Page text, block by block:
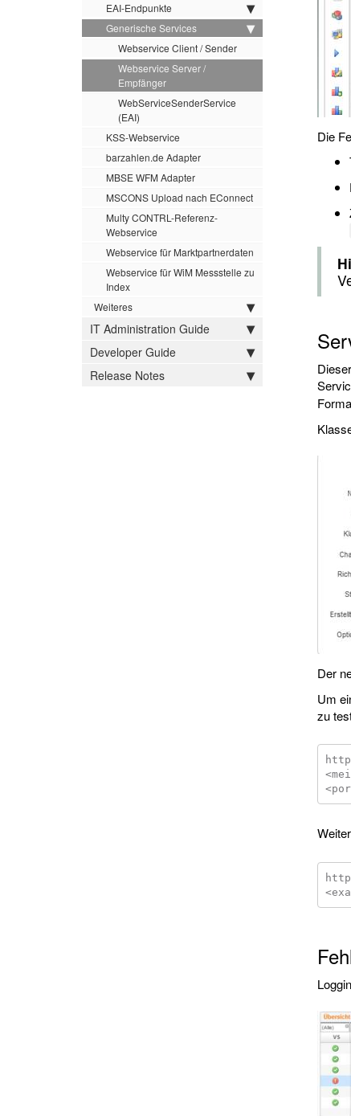
EAI-Endpunkte
Generische Services
Webservice Client / Sender
Webservice Server /
Empfänger
WebServiceSenderService
(EAI)
KSS-Webservice
barzahlen.de Adapter
MBSE WFM Adapter
MSCONS Upload nach EConnect
Multy CONTRL-Referenz-
Webservice
Webservice für Marktpartnerdaten
Webservice für WiM Messstelle zu
Index
Weiteres
IT Administration Guide
Developer Guide
Release Notes
Die
Der
Um
zu